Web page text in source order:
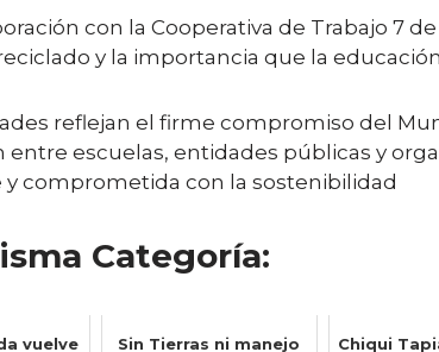
con la Cooperativa de Trabajo 7
y la importancia que la
reflejan el firme compromiso del
entre escuelas, entidades públicas y
y comprometida con la sostenibilidad
Categoría:
vuelve Sin Tierras ni manejo Chiqui